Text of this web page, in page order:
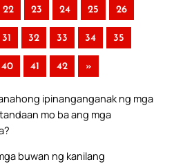
22 23 24 25 26
31 32 33 34 35
40 41 42 »
ipinanganganak ng mga
mo ba ang mga
buwan ng kanilang